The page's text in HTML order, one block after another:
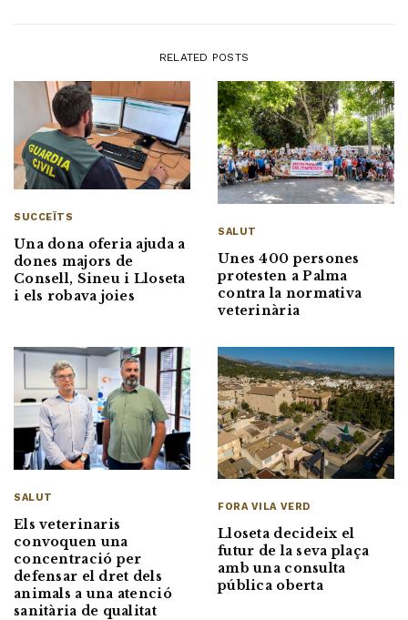
RELATED POSTS
SUCCEÏTS
Una dona oferia ajuda a
dones majors de
Consell, Sineu i Lloseta
i els robava joies
SALUT
Unes 400 persones
protesten a Palma
contra la normativa
veterinària
SALUT
Els veterinaris
convoquen una
concentració per
defensar el dret dels
animals a una atenció
sanitària de qualitat
FORA VILA VERD
Lloseta decideix el
futur de la seva plaça
amb una consulta
pública oberta